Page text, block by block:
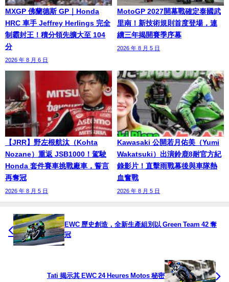
MXGP 佛蘭德斯 GP｜Honda
HRC 車手 Jeffrey Herlings 完全
制霸封王！積分領先擴大至 104
分
2026 年 8 月 6 日
MotoGP 2027開幕戰確定泰國武
里南！新技術規則首度登場，連
續三年揭開賽季序幕
2026 年 8 月 5 日
【JRR】野左根航汰（Kohta
Nozane）重返 JSB1000！駕駛
Honda 套件賽車挑戰廠車，誓言
再奪冠
2026 年 8 月 5 日
Kawasaki 公開若月佑美（Yumi
Wakatsuki）出演鈴鹿8耐官方紀
錄影片！直擊雨戰幕後與車隊熱
血奮戰
2026 年 8 月 5 日
EWC 歷史創造，全新生產組別以 Green Team 42 奪
冠
Tati 揭示其 EWC 24 Heures Motos 秘密